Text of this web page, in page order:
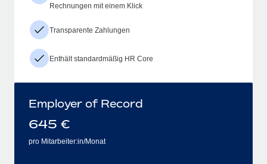
Rechnungen mit einem Klick
Transparente Zahlungen
Enthält standardmäßig HR Core
Employer of Record
645 €
pro Mitarbeiter:in/Monat